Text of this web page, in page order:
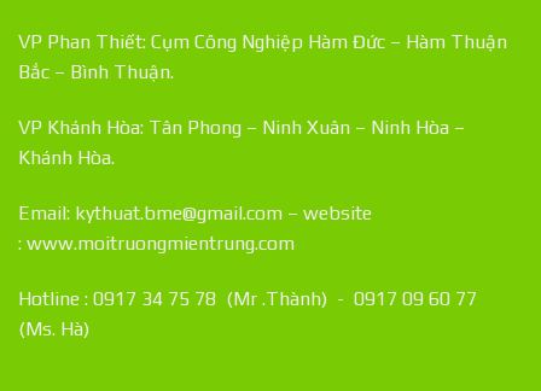
VP Phan Thiết: Cụm Công Nghiệp Hàm Đức – Hàm Thuận
Bắc – Bình Thuận.
VP Khánh Hòa: Tân Phong – Ninh Xuân – Ninh Hòa –
Khánh Hòa.
Email: kythuat.bme@gmail.com – website
: www.moitruongmientrung.com
Hotline : 0917 34 75 78 (Mr .Thành) - 0917 09 60 77
(Ms. Hà)